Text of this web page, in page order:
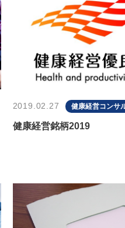
2019.02.27 健康経営コンサ
健康経営銘柄2019